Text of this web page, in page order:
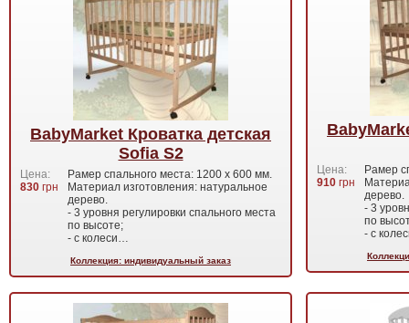
BabyMarket Кроватка детская
Sofia S2
Цена:
830 грн
Рамер спального места: 1200 х 600 мм.
Материал изготовления: натуральное
дерево.
- 3 уровня регулировки спального места
по высоте;
- с колеси…
Коллекция: индивидуальный заказ
Цена:
910 грн
Рамер
дерево.
- 3
по
- с